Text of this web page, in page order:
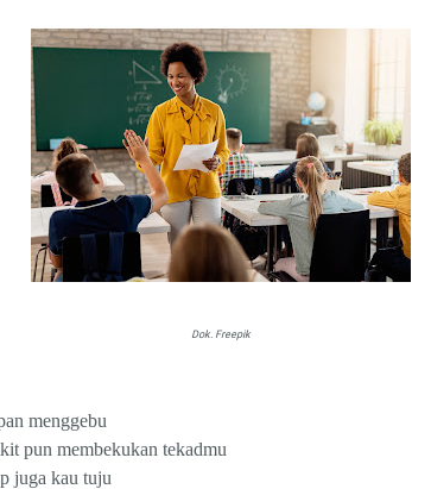
Dok. Freepik
menggebu
pun membekukan tekadmu
juga kau tuju